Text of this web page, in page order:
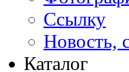
Ссылку
Новость,
Каталог